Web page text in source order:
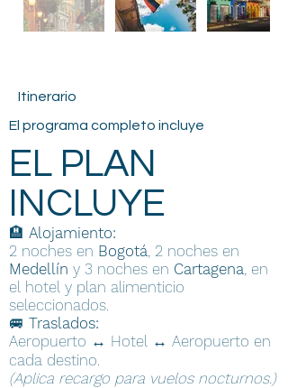
Itinerario
El programa completo incluye
EL PLAN
INCLUYE
🏨 Alojamiento:
2 noches en Bogotá, 2 noches en
Medellín y 3 noches en Cartagena, en
el hotel y plan alimenticio
seleccionados.
🚐 Traslados:
Aeropuerto ↔ Hotel ↔ Aeropuerto en
cada destino.
(Aplica recargo para vuelos nocturnos.)